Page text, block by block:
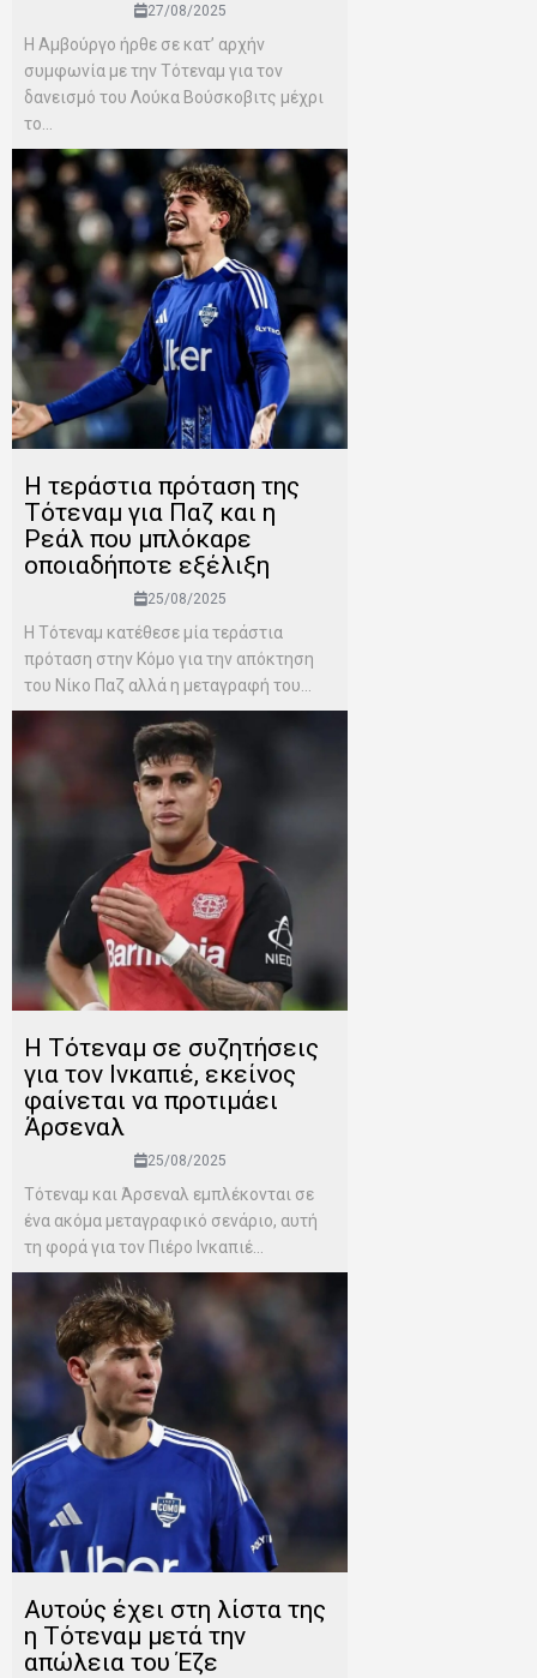
27/08/2025
Η Αμβούργο ήρθε σε κατ’ αρχήν
συμφωνία με την Τότεναμ για τον
δανεισμό του Λούκα Βούσκοβιτς μέχρι
το...
Η τεράστια πρόταση της
Τότεναμ για Παζ και η
Ρεάλ που μπλόκαρε
οποιαδήποτε εξέλιξη
25/08/2025
Η Τότεναμ κατέθεσε μία τεράστια
πρόταση στην Κόμο για την απόκτηση
του Νίκο Παζ αλλά η μεταγραφή του...
H Tότεναμ σε συζητήσεις
για τον Ινκαπιέ, εκείνος
φαίνεται να προτιμάει
Άρσεναλ
25/08/2025
Τότεναμ και Άρσεναλ εμπλέκονται σε
ένα ακόμα μεταγραφικό σενάριο, αυτή
τη φορά για τον Πιέρο Ινκαπιέ...
Αυτούς έχει στη λίστα της
η Τότεναμ μετά την
απώλεια του Έζε